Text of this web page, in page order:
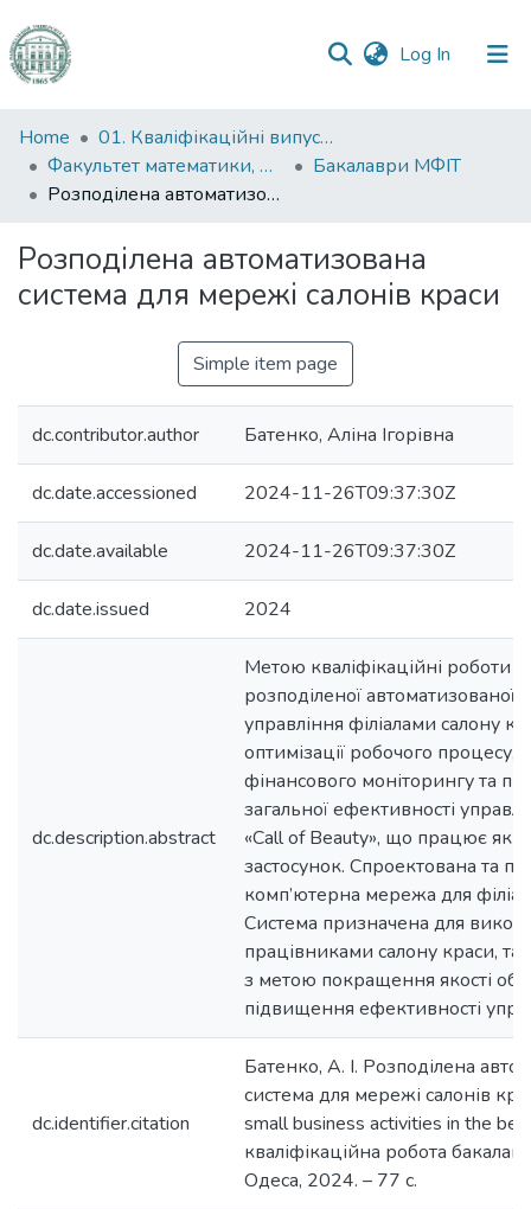
Log In (current)
Communities
&
Collections
Statistics
Home
01. Кваліфікаційні випускні роботи здобувачів вищої освіти
Факультет математики, фізики та інформаційних технологій
Бакалаври МФІТ
Розподілена автоматизована система для мережі салонів краси
Розподілена автоматизована
система для мережі салонів краси
Simple item page
dc.contributor.author Батенко, Аліна Ігорівна
dc.date.accessioned 2024-11-26T09:37:30Z
dc.date.available 2024-11-26T09:37:30Z
dc.date.issued 2024
dc.description.abstract
Метою кваліфікаційні роботи
розподіленої автоматизованої
управління філіалами салону
оптимізації робочого процесу,
фінансового моніторингу та
загальної ефективності
«Call of Beauty», що працює як
застосунок. Спроектована та
комп’ютерна мережа для
Система призначена для
працівниками салону краси,
з метою покращення якості
підвищення ефективності
dc.identifier.citation
Батенко, А. І. Розподілена
система для мережі салонів
small business activities in the
кваліфікаційна робота
Одеса, 2024. – 77 с.